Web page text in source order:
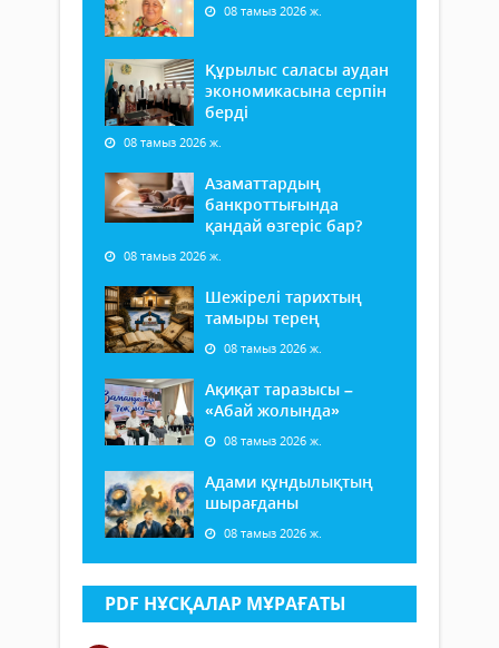
08 тамыз 2026 ж.
Құрылыс саласы аудан
экономикасына серпін
берді
08 тамыз 2026 ж.
Азаматтардың
банкроттығында
қандай өзгеріс бар?
08 тамыз 2026 ж.
Шежірелі тарихтың
тамыры терең
08 тамыз 2026 ж.
Ақиқат таразысы –
«Абай жолында»
08 тамыз 2026 ж.
Адами құндылықтың
шырағданы
08 тамыз 2026 ж.
PDF НҰСҚАЛАР МҰРАҒАТЫ